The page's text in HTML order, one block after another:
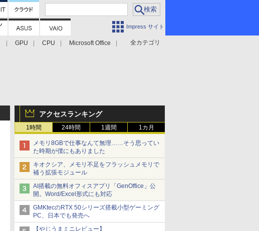
Impress サイト
全カテゴリ
GPU CPU
Microsoft Office
アクセスランキング
1時間 24時間 1週間 1カ月
メモリ8GBで仕事なんて無理……そう思ってい
た時期が僕にもありました
キオクシア、メモリ不足をフラッシュメモリで
補う拡張モジュール
AI搭載の無料オフィスアプリ「GenOffice」公
開。Word/Excel形式にも対応
GMKtecのRTX 50シリーズ搭載小型ゲーミング
PC、日本でも発売へ
【やじうまミニレビュー】